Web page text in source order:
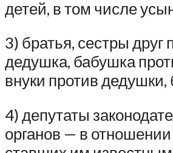
детей, в том числе
3) братья, сестры друг
дедушка, бабушка
внуки против дедушки,
4) депутаты
органов — в